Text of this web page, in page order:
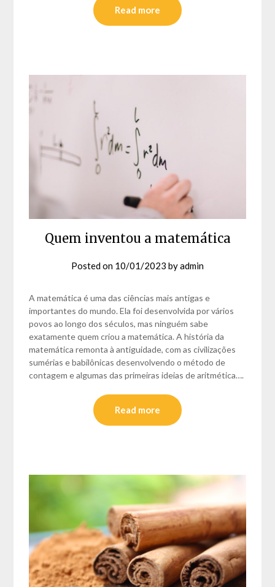
Read more
Quem inventou a matemática
Posted on 10/01/2023 byadmin
A matemática é uma das ciências mais antigas e
importantes do mundo. Ela foi desenvolvida por vários
povos ao longo dos séculos, mas ninguém sabe
exatamente quem criou a matemática. A história da
matemática remonta à antiguidade, com as civilizações
sumérias e babilônicas desenvolvendo o método de
contagem e algumas das primeiras ideias de aritmética….
Read more